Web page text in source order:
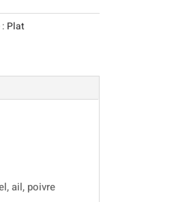
Plat
ail, poivre